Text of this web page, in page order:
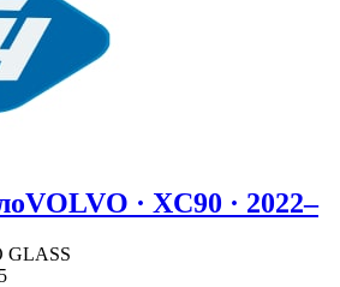
VOLVO · XC90 · 2022–
GLASS